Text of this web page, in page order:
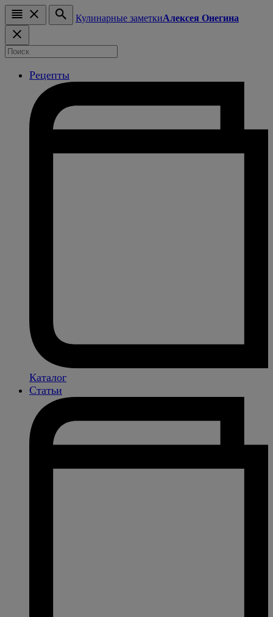
Кулинарные заметкиАлексея Онегина
Рецепты
Каталог
Статьи